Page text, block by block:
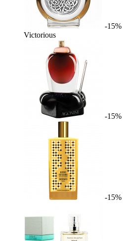
-15%
Victorious
-15%
-15%